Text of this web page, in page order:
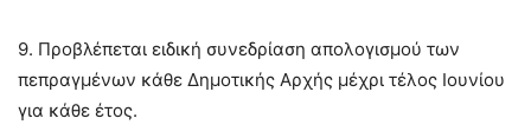
9. Προβλέπεται ειδική συνεδρίαση απολογισμού των
πεπραγμένων κάθε Δημοτικής Αρχής μέχρι τέλος Ιουνίου
για κάθε έτος.